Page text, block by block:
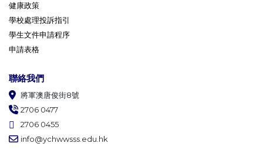
健康政策
學校處理投訴指引
學生文件申請程序
申請表格
聯絡我們
將軍澳唐俊街8號
2706 0477
2706 0455
info@ychwwsss.edu.hk